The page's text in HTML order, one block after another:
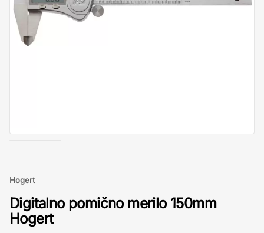
Hogert
Digitalno pomično merilo 150mm
Hogert